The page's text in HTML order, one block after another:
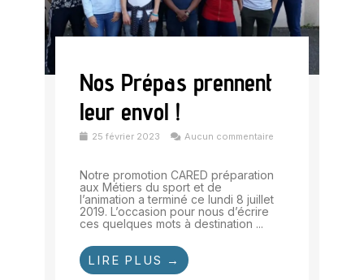
Nos Prépas prennent
leur envol !
25 février 2023 Aucun commentaire
Notre promotion CARED préparation
aux Métiers du sport et de
l’animation a terminé ce lundi 8 juillet
2019. L’occasion pour nous d’écrire
ces quelques mots à destination ...
LIRE PLUS →